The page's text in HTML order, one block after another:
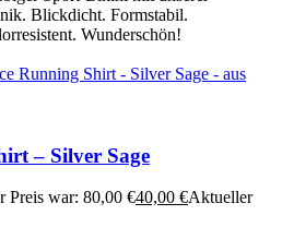
Blickdicht. Formstabil.
Wunderschön!
– Silver Sage
Preis war: 80,00 €40,00 €Aktueller